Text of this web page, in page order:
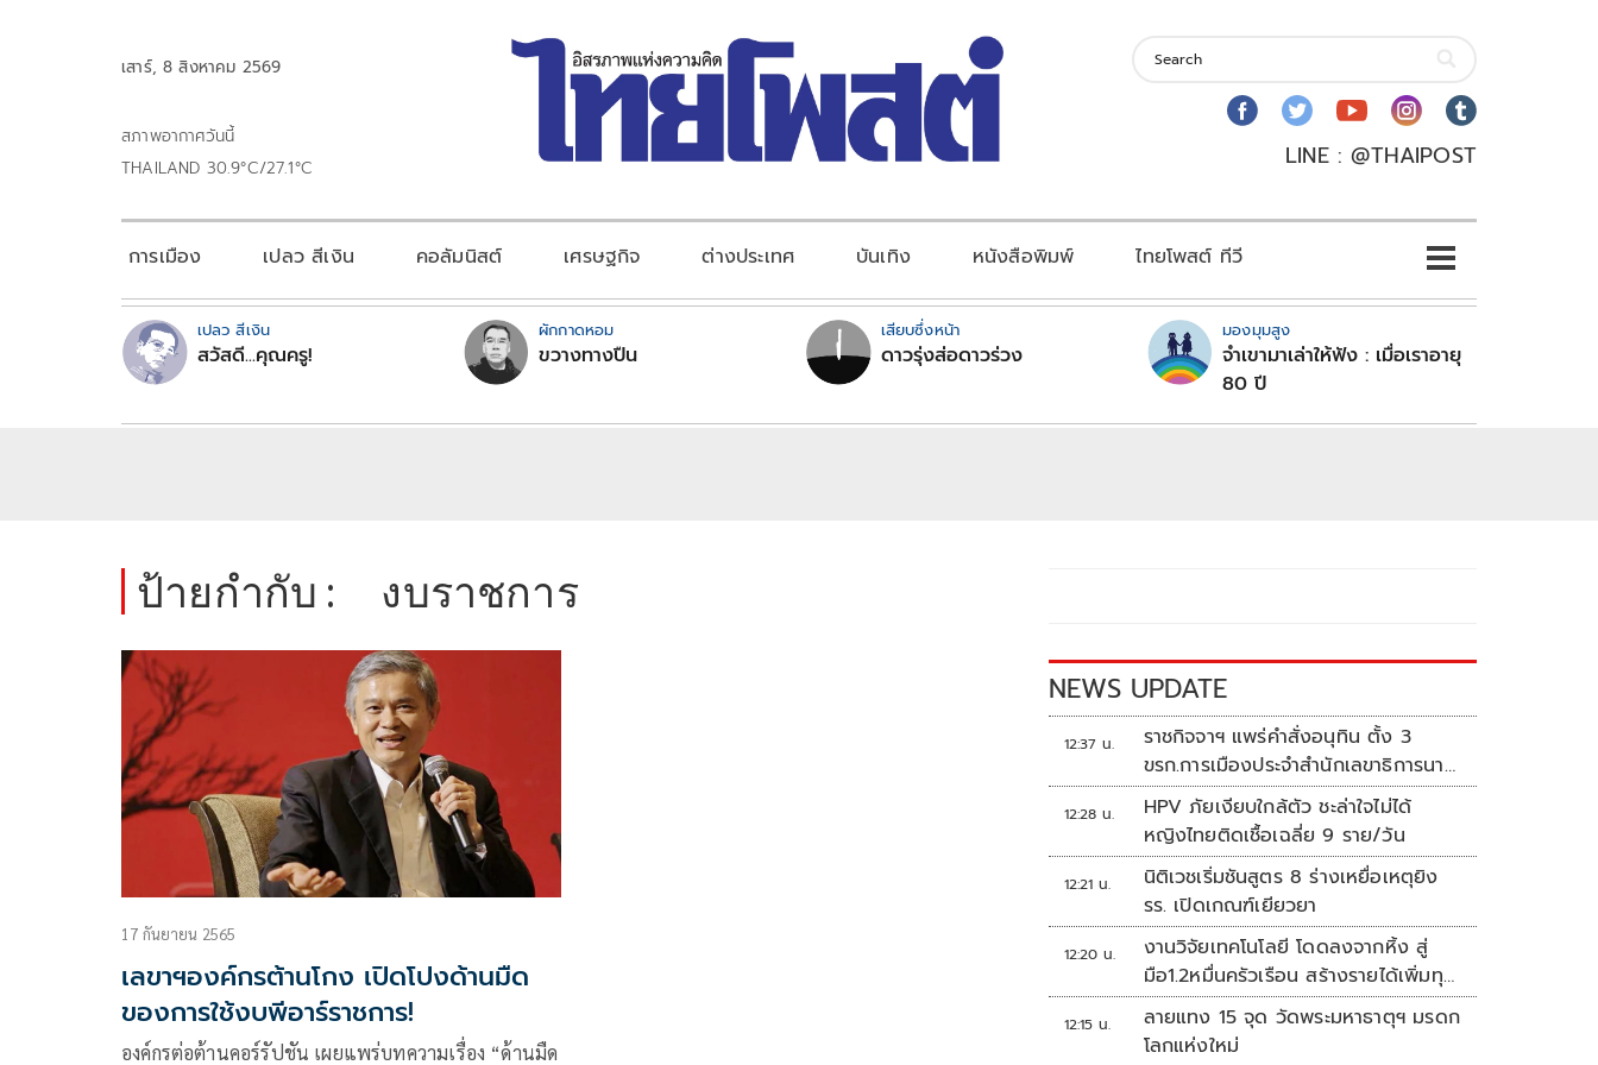
เสาร์, 8 สิงหาคม 2569
สภาพอากาศวันนี้
THAILAND 30.9°C/27.1°C
LINE : @THAIPOST
การเมือง เปลว สีเงิน คอลัมนิสต์ เศรษฐกิจ ต่างประเทศ บันเทิง หนังสือพิมพ์ ไทยโพสต์ ทีวี
เปลว สีเงิน
สวัสดี...คุณครู!
ผักกาดหอม
ขวางทางปืน
เสียบซึ่งหน้า
ดาวรุ่งส่อดาวร่วง
มองมุมสูง
จำเขามาเล่าให้ฟัง : เมื่อเราอายุ
80 ปี
ป้ายกำกับ : งบราชการ
17 กันยายน 2565
เลขาฯองค์กรต้านโกง เปิดโปงด้านมืด
ของการใช้งบพีอาร์ราชการ!
องค์กรต่อต้านคอร์รัปชัน เผยแพร่บทความเรื่อง “ด้านมืด
NEWS UPDATE
12:37 น.
ราชกิจจาฯ แพร่คำสั่งอนุทิน ตั้ง 3
ขรก.การเมืองประจำสำนักเลขาธิการนา
ยกฯ
12:28 น.
HPV ภัยเงียบใกล้ตัว ชะล่าใจไม่ได้
หญิงไทยติดเชื้อเฉลี่ย 9 ราย/วัน
12:21 น.
นิติเวชเริ่มชันสูตร 8 ร่างเหยื่อเหตุยิง
รร. เปิดเกณฑ์เยียวยา
12:20 น.
งานวิจัยเทคโนโลยี โดดลงจากหิ้ง สู่
มือ1.2หมื่นครัวเรือน สร้างรายได้เพิ่มทุก
เดือน
12:15 น.
ลายแทง 15 จุด วัดพระมหาธาตุฯ มรดก
โลกแห่งใหม่